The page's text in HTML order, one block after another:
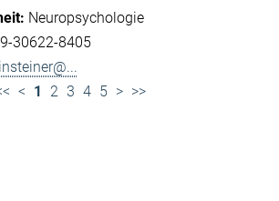
Neuropsychologie
30622-8405
< 1 2 3 4 5 > >>